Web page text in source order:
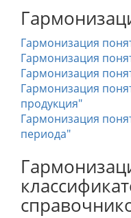
Гармонизация
Гармонизация
Гармонизация
Гармонизация
продукция"
Гармонизация
периода"